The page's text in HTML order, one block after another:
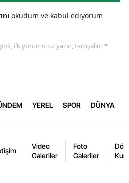
okudum ve kabul ediyorum
ilk yorumu siz yazın, tartışalım *
YEREL SPOR DÜNYA
Video
Galeriler
Foto
Galeriler